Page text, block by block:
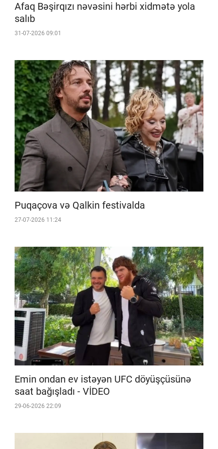
Afaq Bəşirqızı nəvəsini hərbi xidmətə yola
salıb
31-07-2026 09:01
Puqaçova və Qalkin festivalda
27-07-2026 11:24
Emin ondan ev istəyən UFC döyüşçüsünə
saat bağışladı - VİDEO
29-06-2026 22:09